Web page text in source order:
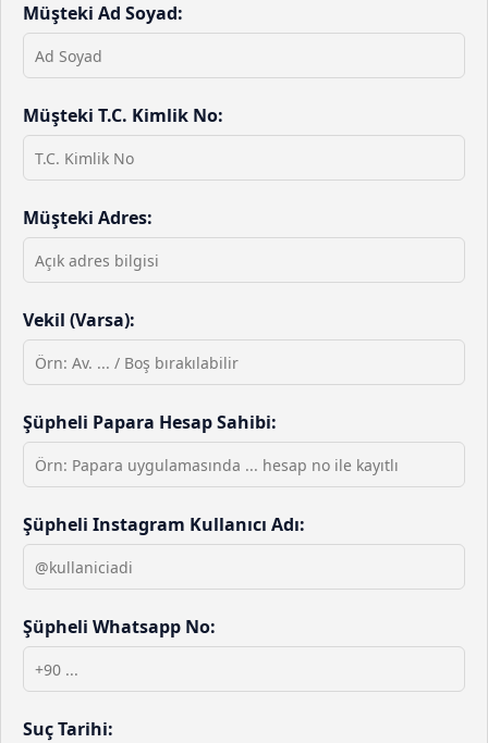
Müşteki Ad Soyad:
Müşteki T.C. Kimlik No:
Müşteki Adres:
Vekil (Varsa):
Şüpheli Papara Hesap Sahibi:
Şüpheli Instagram Kullanıcı Adı:
Şüpheli Whatsapp No:
Suç Tarihi: